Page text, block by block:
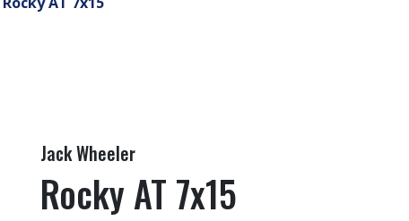
Jack Wheeler
Rocky AT 7x15